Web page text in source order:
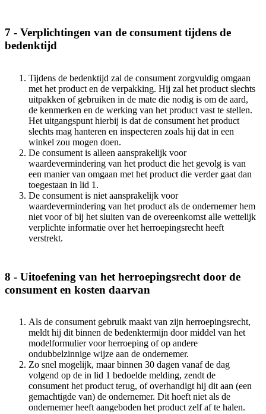
7 - Verplichtingen van de consument tijdens de
bedenktijd
Tijdens de bedenktijd zal de consument zorgvuldig omgaan
met het product en de verpakking. Hij zal het product slechts
uitpakken of gebruiken in de mate die nodig is om de aard,
de kenmerken en de werking van het product vast te stellen.
Het uitgangspunt hierbij is dat de consument het product
slechts mag hanteren en inspecteren zoals hij dat in een
winkel zou mogen doen.
De consument is alleen aansprakelijk voor
waardevermindering van het product die het gevolg is van
een manier van omgaan met het product die verder gaat dan
toegestaan in lid 1.
De consument is niet aansprakelijk voor
waardevermindering van het product als de ondernemer hem
niet voor of bij het sluiten van de overeenkomst alle wettelijk
verplichte informatie over het herroepingsrecht heeft
verstrekt.
8 - Uitoefening van het herroepingsrecht door de
consument en kosten daarvan
Als de consument gebruik maakt van zijn herroepingsrecht,
meldt hij dit binnen de bedenktermijn door middel van het
modelformulier voor herroeping of op andere
ondubbelzinnige wijze aan de ondernemer.
Zo snel mogelijk, maar binnen 30 dagen vanaf de dag
volgend op de in lid 1 bedoelde melding, zendt de
consument het product terug, of overhandigt hij dit aan (een
gemachtigde van) de ondernemer. Dit hoeft niet als de
ondernemer heeft aangeboden het product zelf af te halen.